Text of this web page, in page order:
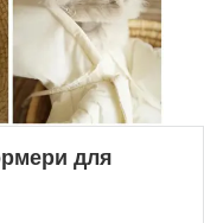
для